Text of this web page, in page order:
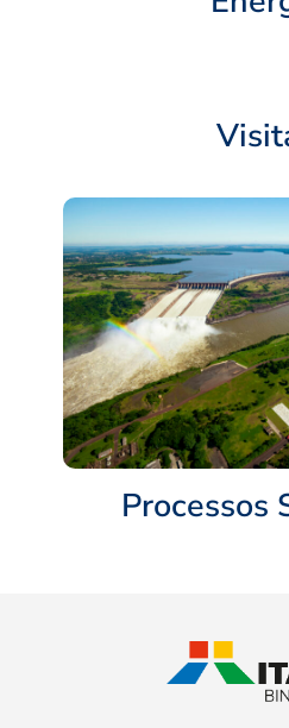
Processos